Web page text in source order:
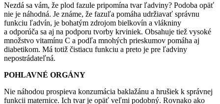
Nezdá sa vám, že plod fazule pripomína tvar ľadviny? Podoba opäť
nie je náhodná. Je známe, že fazuľa pomáha udržiavať správnu
funkciu ľadvín, je bohatým zdrojom bielkovín a vlákniny
a odporúča sa aj na podporu tvorby krviniek. Obsahuje tiež vysoké
množstvo vitamínu C a podľa mnohých prieskumov pomáha aj
diabetikom. Má totiž čistiacu funkciu a preto je pre ľadviny
nepostrádateľná.
POHLAVNÉ ORGÁNY
Nie náhodou prospieva konzumácia baklažánu a hrušiek k správnej
funkcii maternice. Ich tvar je opäť veľmi podobný. Rovnako ako